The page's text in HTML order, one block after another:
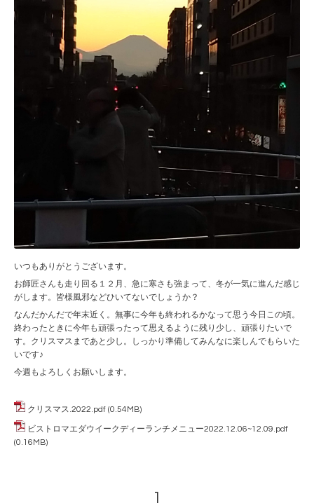
いつもありがとうございます。
お師匠さんも走り回る１２月、急に寒さも強まって、冬が一気に進んだ感じ
がします。皆様風邪などひいてないでしょうか？
なんだかんだで年末近く。無事に今年も終われるかなって思う今日この頃。
終わったときに今年も頑張ったって思えるように残り少し、頑張りたいで
す。クリスマスまであと少し。しっかり準備してみんなに楽しんでもらいた
いです♪
今週もよろしくお願いします。
クリスマス.2022.pdf (0.54MB)
ビストロマエダウイークディーランチメニュー2022.12.06~12.09.pdf
(0.16MB)
1